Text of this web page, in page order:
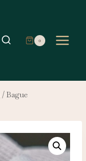
0
/ Bague